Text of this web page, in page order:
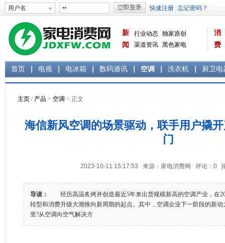
新
闻
行业动态 独家原创
渠道资讯 黑色家电
消
费
首页 电视 电冰箱 数码通讯 空调 洗衣机 厨卫电
主页 / 产品 > 空调 > 正文
海信新风空调的场景驱动，联手用户撬
门
2023-10-11 15:17:53 来源：家电消费网 评论： 0 [
导读：
经历高温炙烤并创造最近5年来出货规模新高的空调产业，在
转型和消费升级大潮推向新周期的起点。其中，空调企业下一阶段的新
里?从空调向空气解决方